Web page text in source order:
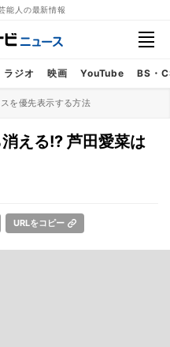
能人の最新情報
ラジオ 映画 YouTube BS・
を優先表示する方法
える!? 芦田愛菜は
URLをコピー